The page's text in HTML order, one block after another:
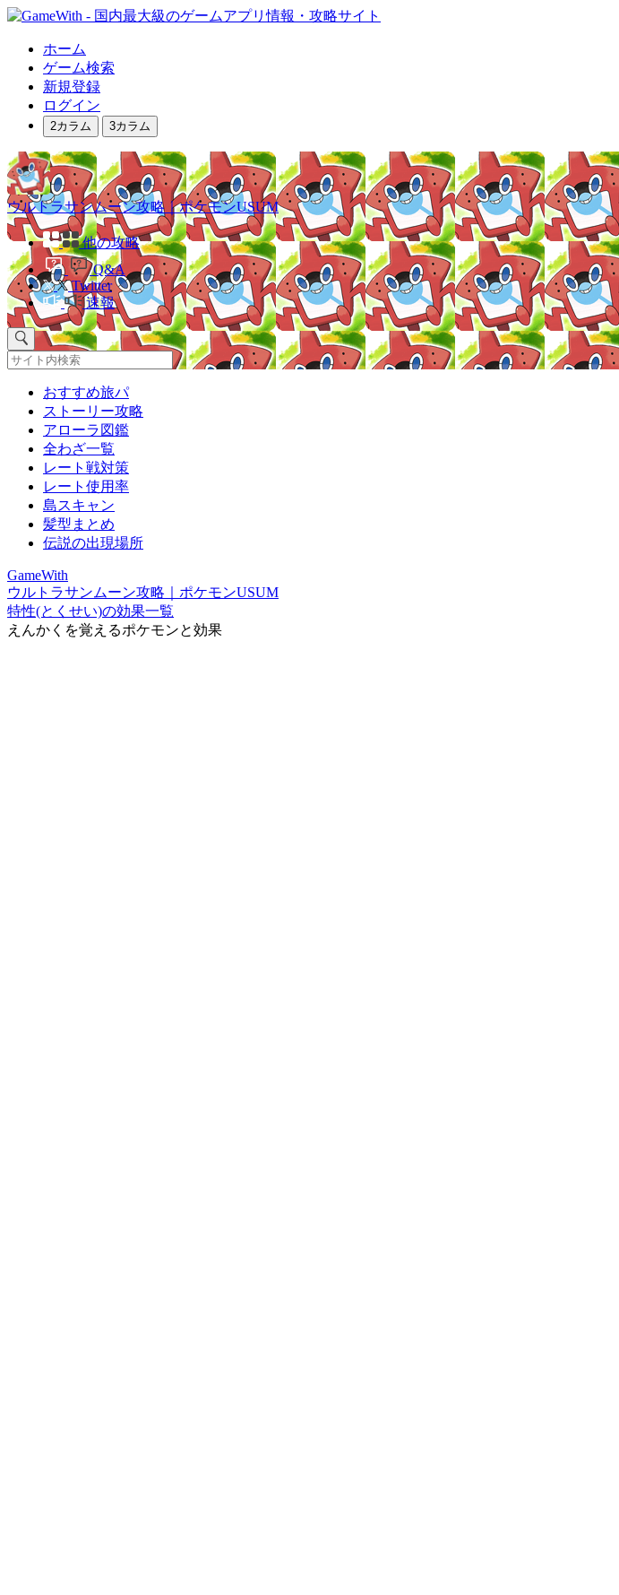
ホーム
ゲーム検索
新規登録
ログイン
2カラム 3カラム
ウルトラサンムーン攻略｜ポケモンUSUM
他の攻略
Q&A
Twitter
速報
おすすめ旅パ
ストーリー攻略
アローラ図鑑
全わざ一覧
レート戦対策
レート使用率
島スキャン
髪型まとめ
伝説の出現場所
GameWith
ウルトラサンムーン攻略｜ポケモンUSUM
特性(とくせい)の効果一覧
えんかくを覚えるポケモンと効果